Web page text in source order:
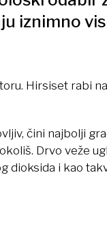
iznimno
Hirsiset rabi
čini najbolji
Drvo veže
dioksida i kao